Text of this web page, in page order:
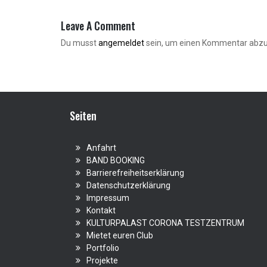
Leave A Comment
Du musstangemeldetsein, um einen Kommentar
Seiten
Anfahrt
BAND BOOKING
Barrierefreiheitserklärung
Datenschutzerklärung
Impressum
Kontakt
KULTURPALAST CORONA TESTZENTRUM
Mietet euren Club
Portfolio
Projekte